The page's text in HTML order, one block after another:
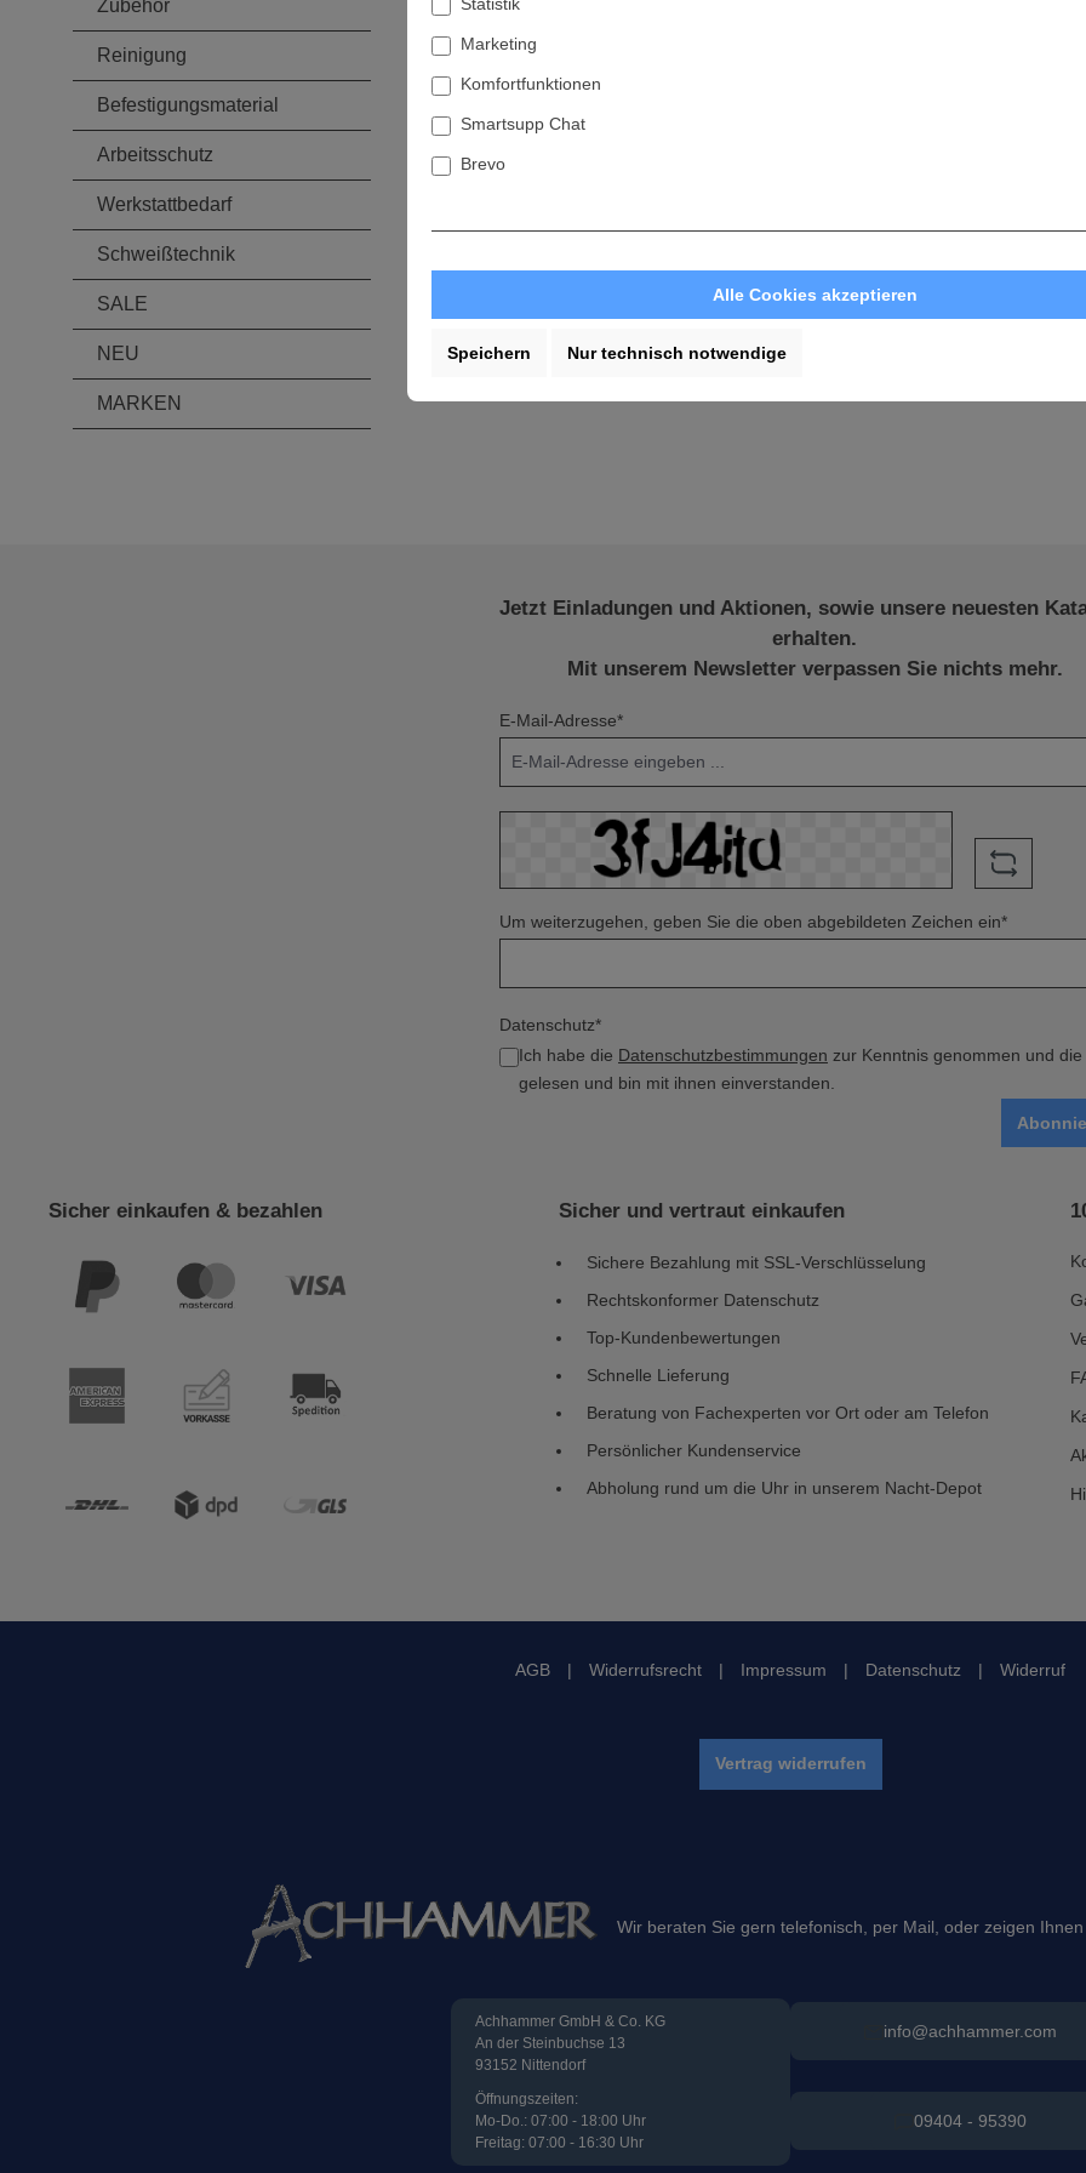
Zubehör
Reinigung
Befestigungsmaterial
Arbeitsschutz
Werkstattbedarf
Schweißtechnik
SALE
NEU
MARKEN
Jetzt Einladungen und Aktionen, sowie unsere neuesten
erhalten.
Mit unserem Newsletter verpassen Sie nichts mehr.
E-Mail-Adresse*
Um weiterzugehen, geben Sie die oben abgebildeten Zeichen ein*
Datenschutz*
Ich habe die Datenschutzbestimmungen zur Kenntnis genommen und die
gelesen und bin mit ihnen einverstanden.
Sicher einkaufen & bezahlen Sicher und vertraut einkaufen
Sichere Bezahlung mit SSL-Verschlüsselung
Rechtskonformer Datenschutz
Top-Kundenbewertungen
Schnelle Lieferung
Beratung von Fachexperten vor Ort oder am Telefon
Persönlicher Kundenservice
Abholung rund um die Uhr in unserem Nacht-Depot
AGB | Widerrufsrecht | Impressum | Datenschutz | Widerruf
Vertrag widerrufen
Wir beraten Sie gern telefonisch, per Mail, oder zeigen
Achhammer GmbH & Co. KG
An der Steinbuchse 13
93152 Nittendorf
Öffnungszeiten:
Mo-Do.: 07:00 - 18:00 Uhr
Freitag: 07:00 - 16:30 Uhr
info@achhammer.com
09404 - 95390
Marketing
Komfortfunktionen
Smartsupp Chat
Brevo
Alle Cookies akzeptieren
Speichern Nur technisch notwendige